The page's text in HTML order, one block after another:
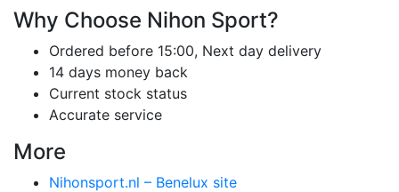
Why Choose Nihon Sport?
Ordered before 15:00, Next day delivery
14 days money back
Current stock status
Accurate service
More
Nihonsport.nl – Benelux site